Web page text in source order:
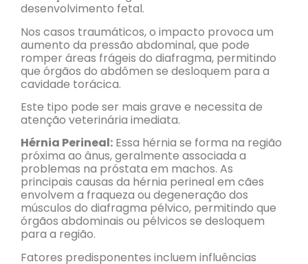
desenvolvimento fetal.
Nos casos traumáticos, o impacto provoca um
aumento da pressão abdominal, que pode
romper áreas frágeis do diafragma, permitindo
que órgãos do abdômen se desloquem para a
cavidade torácica.
Este tipo pode ser mais grave e necessita de
atenção veterinária imediata.
Hérnia Perineal: Essa hérnia se forma na região
próxima ao ânus, geralmente associada a
problemas na próstata em machos. As
principais causas da hérnia perineal em cães
envolvem a fraqueza ou degeneração dos
músculos do diafragma pélvico, permitindo que
órgãos abdominais ou pélvicos se desloquem
para a região.
Fatores predisponentes incluem influências